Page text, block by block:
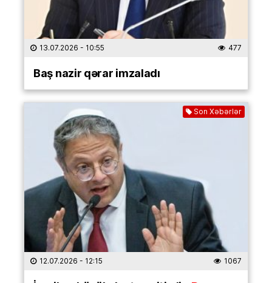
13.07.2026 - 10:55 477
Baş nazir qərar imzaladı
Son Xəbərlər
12.07.2026 - 12:15 1067